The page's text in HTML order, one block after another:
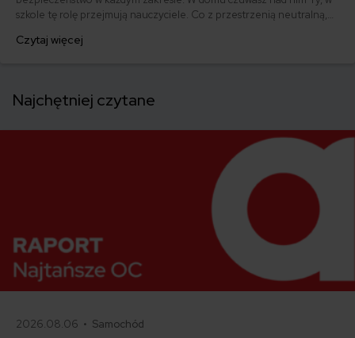
szkole tę rolę przejmują nauczyciele. Co z przestrzenią neutralną,
dzieci w Internecie i jaką rolę może w niej odegrać ubezpieczyciel.
Czytaj więcej
Najchętniej czytane
2026.08.06 • Samochód